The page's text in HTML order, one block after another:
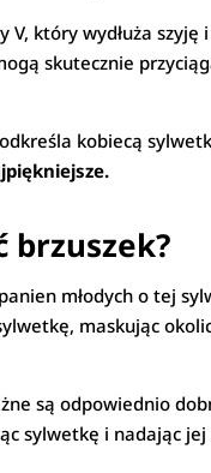
który wydłuża
skutecznie
kobiecą
brzuszek?
młodych o tej
maskując
są odpowiednio
sylwetkę i nadając